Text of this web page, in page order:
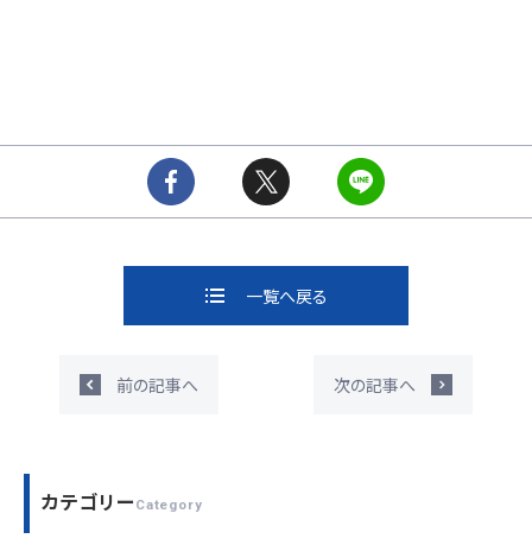
一覧へ戻る
前の記事へ 次の記事へ
カテゴリー Category